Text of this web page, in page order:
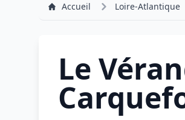
Accueil Loire-Atlantique
Le